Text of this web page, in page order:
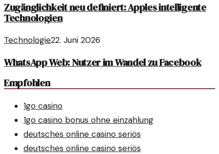
Zugänglichkeit neu definiert: Apples intelligente
Technologien
Technologie22. Juni 2026
WhatsApp Web: Nutzer im Wandel zu Facebook
Empfohlen
1go casino
1go casino bonus ohne einzahlung
deutsches online casino seriös
deutsches online casino seriös